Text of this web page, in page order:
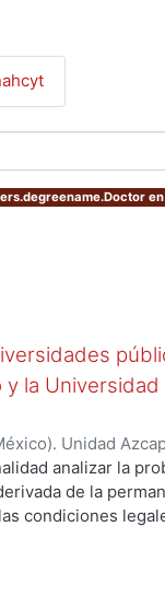
la Universidad
Unidad
)OLIVERanalizar la
de la
condiciones